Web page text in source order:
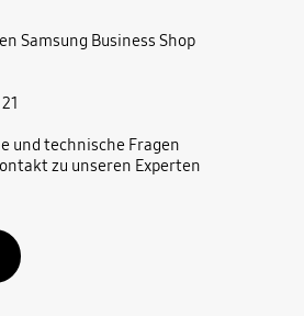
Samsung Business Shop
und technische Fragen
zu unseren Experten